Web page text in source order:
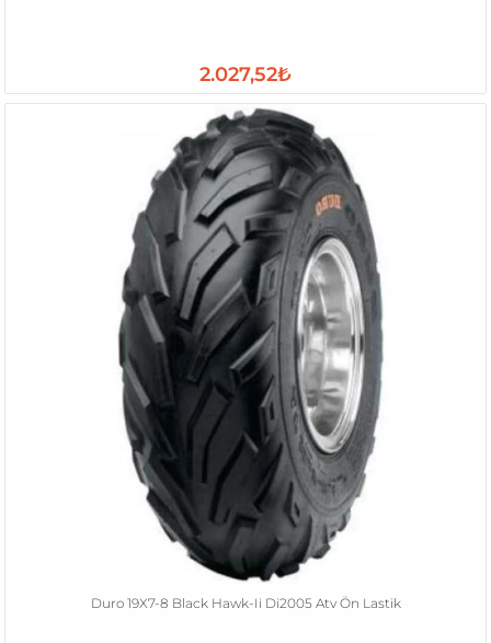
2.027,52₺
Duro 19X7-8 Black Hawk-Ii Di2005 Atv Ön Lastik